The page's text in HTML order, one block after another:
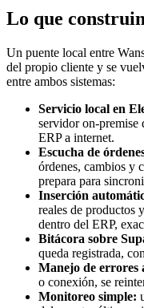
Lo que
Un puente local entre
del propio cliente y se
entre ambos sistemas:
Servicio local en
servidor on-premise
ERP a internet.
Escucha de
órdenes, cambios y
prepara para
Inserción
reales de productos
dentro del ERP,
Bitácora sobre
queda registrada,
Manejo de errores
o conexión, se
Monitoreo simple: